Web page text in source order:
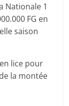
Nationale 1
FG en
saison
lice pour
la montée